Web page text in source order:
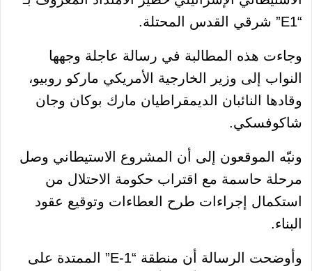
“E1” شرقي القدس المحتلة.
وجاءت هذه المطالبة في رسالة عاجلة وجهها
النواب إلى وزير الخارجية الأمريكي ماركو روبيو،
وقادها النائبان الديمقراطيان مارك بوكان وجان
شاكوفسكي.
ونبّه الموقعون إلى أن المشروع الاستيطاني وصل
مرحلة حاسمة مع اقتراب حكومة الاحتلال من
استكمال إجراءات طرح العطاءات وتوقيع عقود
البناء.
وأوضحت الرسالة أن منطقة “E-1” الممتدة على